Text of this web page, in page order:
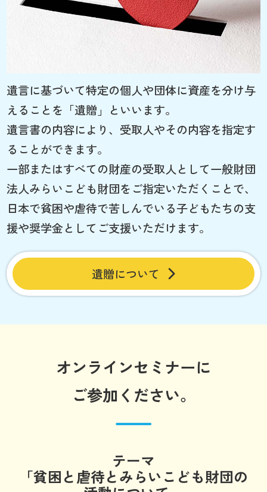
遺言に基づいて特定の個人や団体に資産を分け与
えることを「遺贈」といいます。
遺言書の内容により、受取人やその内容を指定す
ることができます。
一部またはすべての財産の受取人として一般財団
法人みらいこども財団をご指定いただくことで、
日本で貧困や虐待で苦しんでいる子どもたちの支
援や奨学金としてご支援いただけます。
遺贈について
オンラインセミナーに
ご参加ください。
テーマ
「貧困と虐待とみらいこども財団の